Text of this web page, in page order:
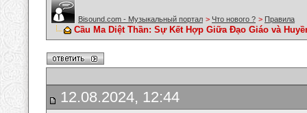
Bisound.com - Музыкальный портал > Что нового ? > Правила
Cầu Ma Diệt Thần: Sự Kết Hợp Giữa Đạo Giáo và
12.08.2024, 12:44